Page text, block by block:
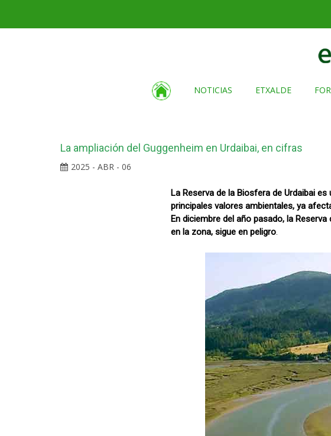
NOTICIAS ETXALDE
La ampliación del Guggenheim en Urdaibai, en cifras
2025 - ABR - 06
La Reserva de la Biosfera de Urdaibai
principales valores ambientales, ya
En diciembre del año pasado, la
en la zona, sigue en peligro.